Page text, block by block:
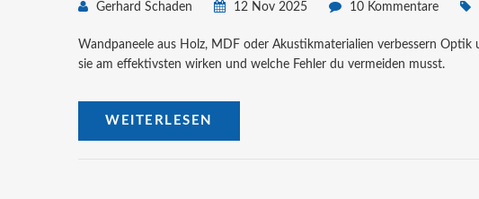
Gerhard Schaden 12 Nov 2025 10 Kommentare
Wandpaneele aus Holz, MDF oder Akustikmaterialien verbessern
sie am effektivsten wirken und welche Fehler du vermeiden musst.
WEITERLESEN